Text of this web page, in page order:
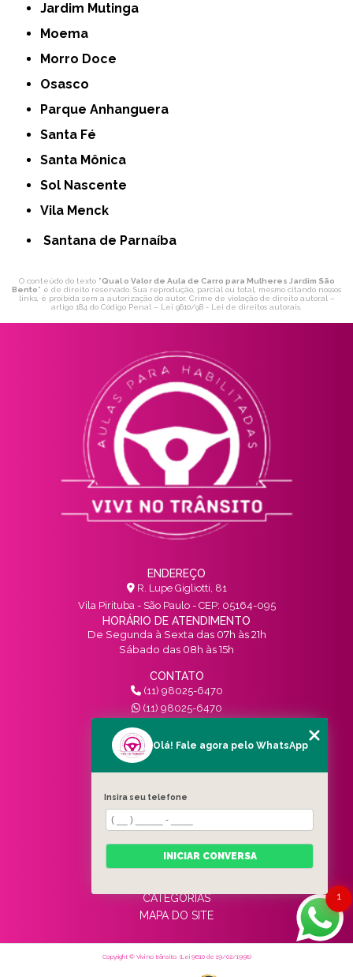
Jardim Mutinga
Moema
Morro Doce
Osasco
Parque Anhanguera
Santa Fé
Santa Mônica
Sol Nascente
Vila Menck
Santana de Parnaíba
O conteúdo do texto "Qual o Valor de Aula de Carro para Mulheres Jardim São
Bento" é de direito reservado. Sua reprodução, parcial ou total, mesmo citando nossos
links, é proibida sem a autorização do autor. Crime de violação de direito autoral –
artigo 184 do Código Penal – Lei 9610/98 - Lei de direitos autorais.
ENDEREÇO
R. Lupe Gigliotti, 81
Vila Pirituba - São Paulo - CEP: 05164-095
HORÁRIO DE ATENDIMENTO
De Segunda à Sexta das 07h às 21h
Sábado das 08h às 15h
CONTATO
(11) 98025-6470
(11) 98025-6470
contato@vivinotransito.com.br
SIGA-NOS!
MENU
HOME
QUEM SOMOS
SERVIÇOS
BLOG
CATEGORIAS
MAPA DO SITE
Copyright © Vivi no trânsito. (Lei 9610 de 19/02/1998)
1
Olá! Fale agora pelo WhatsApp
Insira seu telefone
INICIAR CONVERSA